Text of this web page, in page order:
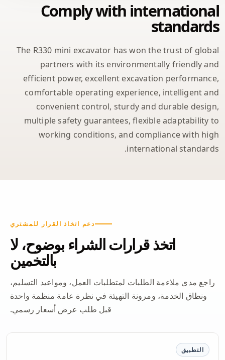
Comply with international
standards
The R330 mini excavator has won the trust of global
partners with its environmentally friendly and
efficient power, excellent excavation performance,
comfortable operating experience, intelligent and
convenient control, sturdy and durable design,
multiple safety guarantees, flexible adaptability to
working conditions, and compliance with high
international standards.
دعم اتخاذ القرار للمشتري
اتخذ قرارات الشراء بوضوح، لا
بالتخمين
راجع مدى ملاءمة الطلبات لمتطلبات العمل، ومواعيد التسليم،
ونطاق الخدمة، ومرونة التهيئة في نظرة عامة منظمة واحدة
قبل طلب عرض أسعار رسمي.
التطبيق